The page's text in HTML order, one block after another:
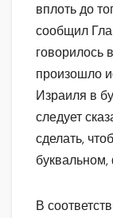
вплоть до
сообщил
говорилось
произошло
Израиля в
следует
сделать,
В